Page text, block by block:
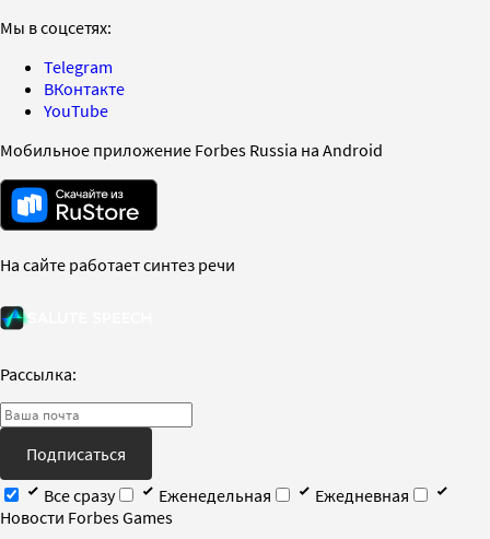
Мы в соцсетях:
Telegram
ВКонтакте
YouTube
Мобильное приложение Forbes Russia на Android
На сайте работает синтез речи
Рассылка:
Подписаться
Все сразу
Еженедельная
Ежедневная
Новости Forbes Games